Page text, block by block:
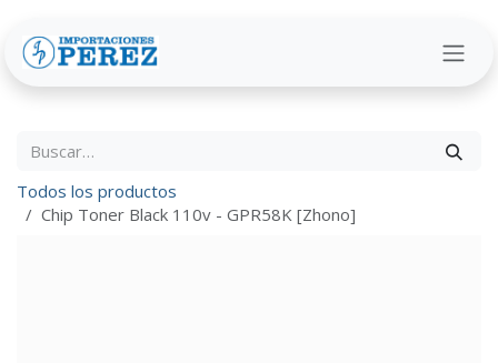
Todos los productos
Chip Toner Black 110v - GPR58K [Zhono]